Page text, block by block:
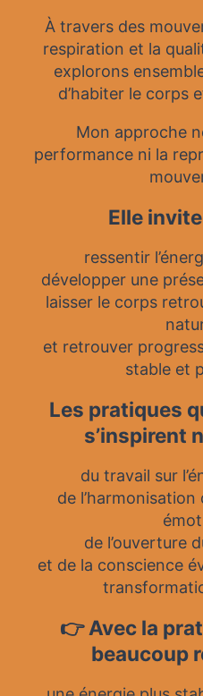
À travers des
respiration et la
explorons
d’habiter le corps
Mon approche
performance ni la
Elle
ressentir
développer une
laisser le corps
et retrouver
stable et
Les pratiques
s’inspirent
du travail sur
de
de l’ouverture
et de la conscience
👉 Avec la
beaucoup